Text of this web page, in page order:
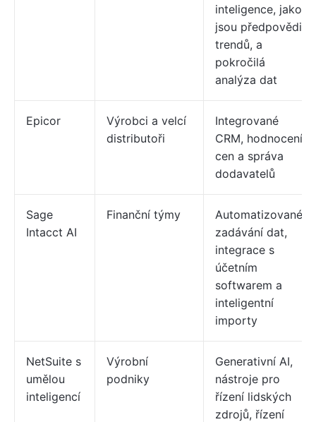
inteligence, jako
jsou předpovědi
trendů, a
pokročilá
analýza dat
Epicor
Výrobci a velcí
distributoři
Integrované
CRM, hodnocení
cen a správa
dodavatelů
Sage
Intacct AI
Finanční týmy
Automatizované
zadávání dat,
integrace s
účetním
softwarem a
inteligentní
importy
NetSuite s
umělou
inteligencí
Výrobní
podniky
Generativní AI,
nástroje pro
řízení lidských
zdrojů, řízení